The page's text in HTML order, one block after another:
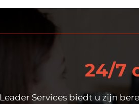
24/7
Leader Services biedt u zijn